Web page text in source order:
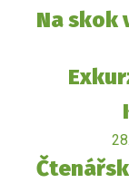
Na skok